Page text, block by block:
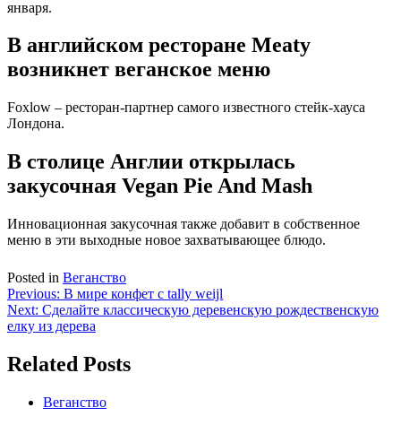
января.
В английском ресторане Meaty
возникнет веганское меню
Foxlow – ресторан-партнер самого известного стейк-хауса
Лондона.
В столице Англии открылась
закусочная Vegan Pie And Mash
Инновационная закусочная также добавит в собственное
меню в эти выходные новое захватывающее блюдо.
Posted in Веганство
Навигация
по
Previous: В мире конфет с tally weijl
Next: Сделайте классическую деревенскую рождественскую
елку из дерева
Related Posts
Веганство